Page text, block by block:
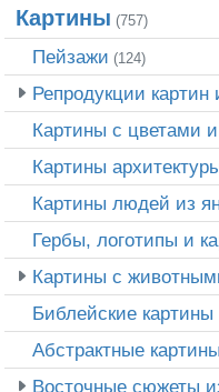
Картины (757)
Пейзажи (124)
Репродукции картин
Картины с цветами
Картины
Картины людей из
Гербы, логотипы и
Картины с
Библейские картины
Абстрактные
Восточные сюжеты